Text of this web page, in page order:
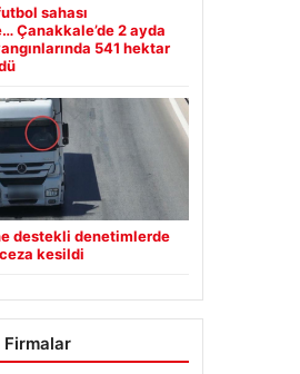
sahası
Çanakkale’de 2 ayda
541 hektar
destekli denetimlerde
kesildi
Firmalar